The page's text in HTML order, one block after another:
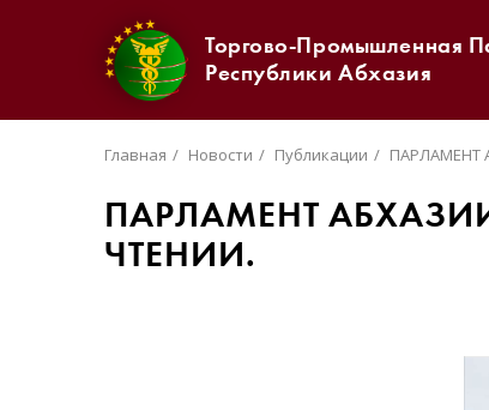
Торгово-Промышленная
Республики Абхазия
Главная Новости Публикации ПАРЛАМЕНТ
ПАРЛАМЕНТ
ЧТЕНИИ.